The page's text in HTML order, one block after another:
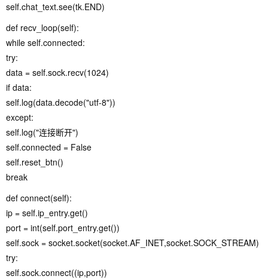
self.chat_text.see(tk.END)
def recv_loop(self):
while self.connected:
try:
data = self.sock.recv(1024)
if data:
self.log(data.decode("utf-8"))
except:
self.log("连接断开")
self.connected = False
self.reset_btn()
break
def connect(self):
ip = self.ip_entry.get()
port = int(self.port_entry.get())
self.sock = socket.socket(socket.AF_INET,socket.SOCK_STREAM)
try:
self.sock.connect((ip,port))